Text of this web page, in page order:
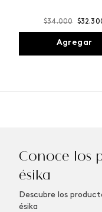
$34.000 $32.
Agregar
Conoce los
ésika
Descubre los
ésika